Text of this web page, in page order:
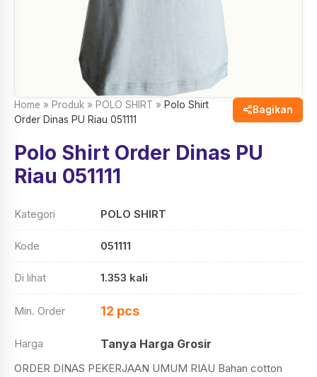
Home » Produk » POLO SHIRT » Polo Shirt
Order Dinas PU Riau 051111
Bagikan
Polo Shirt Order Dinas PU
Riau 051111
Kategori POLO SHIRT
Kode 051111
Di lihat 1.353 kali
Min. Order 12 pcs
Harga Tanya Harga Grosir
ORDER DINAS PEKERJAAN UMUM RIAU Bahan cotton